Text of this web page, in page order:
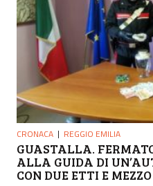
CRONACA REGGIO EMILIA
GUASTALLA.
ALLA GUIDA DI
CON DUE ETTI E